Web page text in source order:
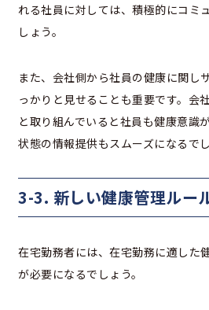
れる社員に対しては、積極的にコミ
しょう。
また、会社側から社員の健康に関し
っかりと見せることも重要です。会
と取り組んでいると社員も健康意識
状態の情報提供もスムーズになるでし
3-3. 新しい健康管理ルー
在宅勤務者には、在宅勤務に適した
が必要になるでしょう。